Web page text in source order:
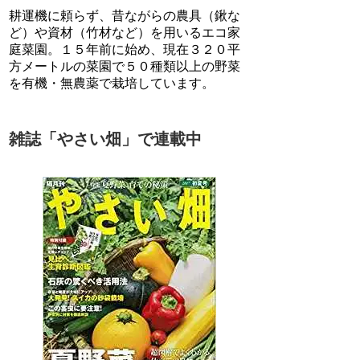
耕運機に頼らず、昔ながらの農具（鍬な
ど）や資材（竹材など）を用いるエコ家
庭菜園。１５年前に始め、現在３２０平
方メートルの菜園で５０種類以上の野菜
を有機・無農薬で栽培しています。
雑誌「やさい畑」で連載中